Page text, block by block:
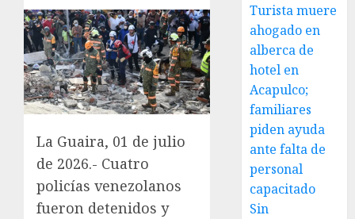
La Guaira, 01 de julio
de 2026.- Cuatro
policías venezolanos
fueron detenidos y
Turista muere
ahogado en
alberca de
hotel en
Acapulco;
familiares
piden ayuda
ante falta de
personal
capacitado
Sin